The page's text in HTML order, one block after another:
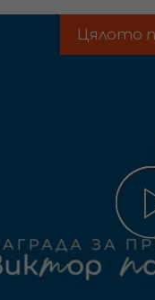
Цялото